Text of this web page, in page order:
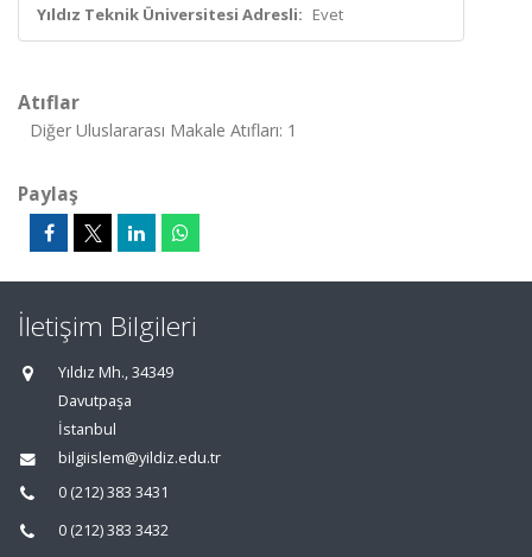
Yıldız Teknik Üniversitesi Adresli: Evet
Atıflar
Diğer Uluslararası Makale Atıfları: 1
Paylaş
İletişim Bilgileri
Yıldız Mh., 34349
Davutpaşa
İstanbul
bilgiislem@yildiz.edu.tr
0 (212) 383 3431
0 (212) 383 3432